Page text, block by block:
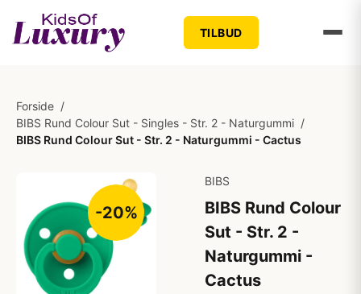
TILBUD
Forside /
BIBS Rund Colour Sut - Singles - Str. 2 - Naturgummi /
BIBS Rund Colour Sut - Str. 2 - Naturgummi - Cactus
-20%
BIBS
BIBS Rund Colour
Sut - Str. 2 -
Naturgummi -
Cactus